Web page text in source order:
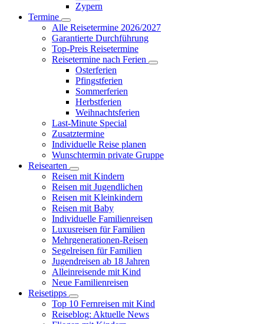
Zypern
Termine
Alle Reisetermine 2026/2027
Garantierte Durchführung
Top-Preis Reisetermine
Reisetermine nach Ferien
Osterferien
Pfingstferien
Sommerferien
Herbstferien
Weihnachtsferien
Last-Minute Special
Zusatztermine
Individuelle Reise planen
Wunschtermin private Gruppe
Reisearten
Reisen mit Kindern
Reisen mit Jugendlichen
Reisen mit Kleinkindern
Reisen mit Baby
Individuelle Familienreisen
Luxusreisen für Familien
Mehrgenerationen-Reisen
Segelreisen für Familien
Jugendreisen ab 18 Jahren
Alleinreisende mit Kind
Neue Familienreisen
Reisetipps
Top 10 Fernreisen mit Kind
Reiseblog: Aktuelle News